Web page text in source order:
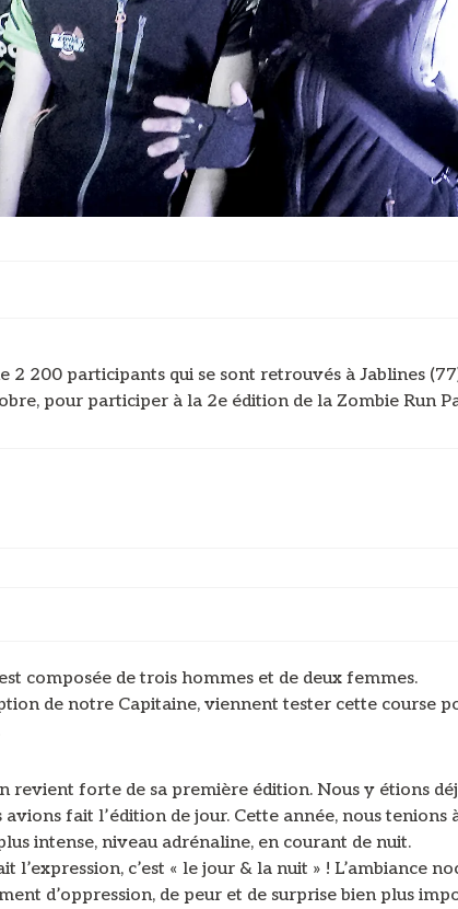
2 200 participants qui se sont retrouvés à Jablines
pour participer à la 2e édition de la Zombie Run
composée de trois hommes et de deux femmes.
de notre Capitaine, viennent tester cette course
revient forte de sa première édition. Nous y étions
avions fait l’édition de jour. Cette année, nous tenions
intense, niveau adrénaline, en courant de nuit.
l’expression, c’est « le jour & la nuit » ! L’ambiance
d’oppression, de peur et de surprise bien plus